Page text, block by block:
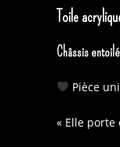
Toile
Châssis
Pièce
« Elle porte